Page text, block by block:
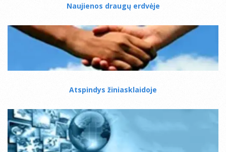
Naujienos draugų erdvėje
Atspindys žiniasklaidoje